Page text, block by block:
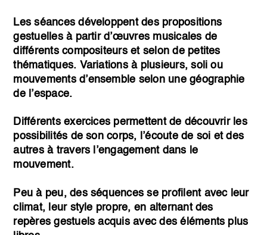
Les séances développent des propositions
gestuelles à partir d’œuvres musicales de
différents compositeurs et selon de petites
thématiques. Variations à plusieurs, soli ou
mouvements d’ensemble selon une géographie
de l’espace.
Différents exercices permettent de découvrir les
possibilités de son corps, l’écoute de soi et des
autres à travers l’engagement dans le
mouvement.
Peu à peu, des séquences se profilent avec leur
climat, leur style propre, en alternant des
repères gestuels acquis avec des éléments plus